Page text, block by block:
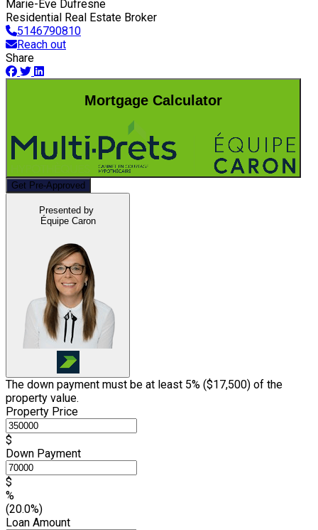
Marie-Eve Dufresne
Residential Real Estate Broker
5146790810
Reach out
Share
Mortgage Calculator
Get Pre-Approved
Presented by
Équipe Caron
The down payment must be at least 5% ($17,500) of the
property value.
Property Price
$
Down Payment
$
%
(20.0%)
Loan Amount